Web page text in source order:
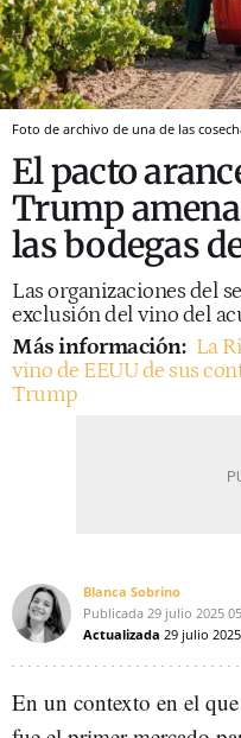
Foto de archivo de una de las
El pacto
Trump
las bodegas
Las organizaciones del
exclusión del vino del
Más información: La
vino de EEUU de sus
Trump
Blanca Sobrino
Publicada 29 julio 2025
Actualizada 29 julio 2025
En un contexto en el